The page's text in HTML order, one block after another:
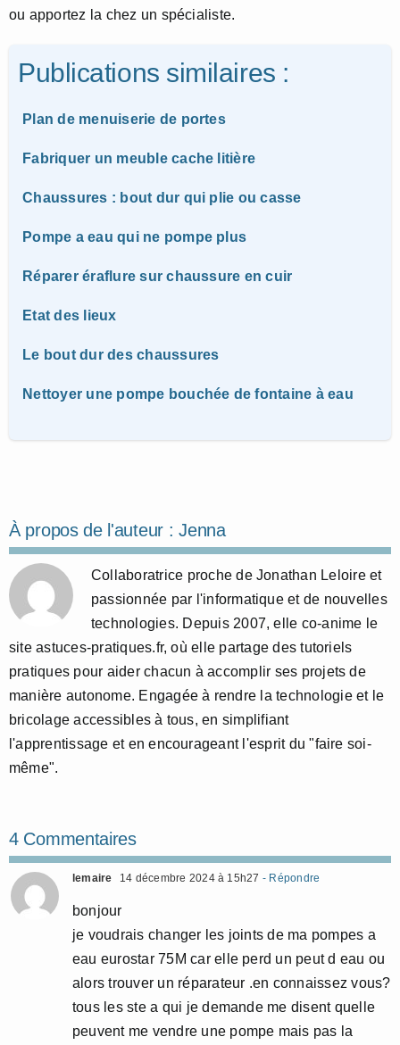
ou apportez la chez un spécialiste.
Publications similaires :
Plan de menuiserie de portes
Fabriquer un meuble cache litière
Chaussures : bout dur qui plie ou casse
Pompe a eau qui ne pompe plus
Réparer éraflure sur chaussure en cuir
Etat des lieux
Le bout dur des chaussures
Nettoyer une pompe bouchée de fontaine à eau
À propos de l'auteur :Jenna
Collaboratrice proche de Jonathan Leloire et
passionnée par l'informatique et de nouvelles
technologies. Depuis 2007, elle co-anime le
site astuces-pratiques.fr, où elle partage des tutoriels
pratiques pour aider chacun à accomplir ses projets de
manière autonome. Engagée à rendre la technologie et le
bricolage accessibles à tous, en simplifiant
l'apprentissage et en encourageant l'esprit du "faire soi-
même".
4 Commentaires
lemaire 14 décembre 2024 à 15h27 - Répondre
bonjour
je voudrais changer les joints de ma pompes a
eau eurostar 75M car elle perd un peut d eau ou
alors trouver un réparateur .en connaissez vous?
tous les ste a qui je demande me disent quelle
peuvent me vendre une pompe mais pas la